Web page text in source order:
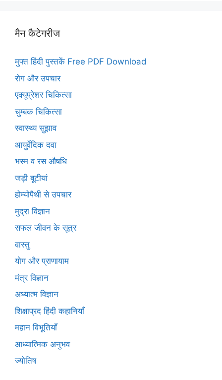
मैन कैटेगरीज
मुफ्त हिंदी पुस्तकें Free PDF Download
रोग और उपचार
एक्यूप्रेशर चिकित्सा
चुम्बक चिकित्सा
स्वास्थ्य सुझाव
आयुर्वेदिक दवा
भस्म व रस औषधि
जड़ी बूटीयां
होम्योपैथी से उपचार
मुद्रा विज्ञान
सफल जीवन के सूत्र
वास्तु
योग और प्राणायाम
मंत्र विज्ञान
अध्यात्म विज्ञान
शिक्षाप्रद हिंदी कहानियाँ
महान विभूतियाँ
आध्यात्मिक अनुभव
ज्योतिष